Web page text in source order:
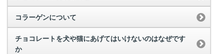
コラーゲンについて
チョコレートを犬や猫にあげてはいけないのはなぜです
か